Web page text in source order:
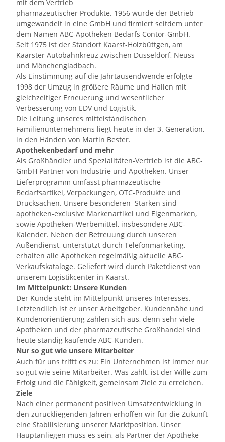
mit dem Vertrieb
pharmazeutischer Produkte. 1956 wurde der Betrieb
umgewandelt in eine GmbH und firmiert seitdem unter
dem Namen ABC-Apotheken Bedarfs Contor-GmbH.
Seit 1975 ist der Standort Kaarst-Holzbüttgen, am
Kaarster Autobahnkreuz zwischen Düsseldorf, Neuss
und Mönchengladbach.
Als Einstimmung auf die Jahrtausendwende erfolgte
1998 der Umzug in größere Räume und Hallen mit
gleichzeitiger Erneuerung und wesentlicher
Verbesserung von EDV und Logistik.
Die Leitung unseres mittelständischen
Familienunternehmens liegt heute in der 3. Generation,
in den Händen von Martin Bester.
Apothekenbedarf und mehr
Als Großhändler und Spezialitäten-Vertrieb ist die ABC-
GmbH Partner von Industrie und Apotheken. Unser
Lieferprogramm umfasst pharmazeutische
Bedarfsartikel, Verpackungen, OTC-Produkte und
Drucksachen. Unsere besonderen Stärken sind
apotheken-exclusive Markenartikel und Eigenmarken,
sowie Apotheken-Werbemittel, insbesondere ABC-
Kalender. Neben der Betreuung durch unseren
Außendienst, unterstützt durch Telefonmarketing,
erhalten alle Apotheken regelmäßig aktuelle ABC-
Verkaufskataloge. Geliefert wird durch Paketdienst von
unserem Logistikcenter in Kaarst.
Im Mittelpunkt: Unsere Kunden
Der Kunde steht im Mittelpunkt unseres Interesses.
Letztendlich ist er unser Arbeitgeber. Kundennähe und
Kundenorientierung zahlen sich aus, denn sehr viele
Apotheken und der pharmazeutische Großhandel sind
heute ständig kaufende ABC-Kunden.
Nur so gut wie unsere Mitarbeiter
Auch für uns trifft es zu: Ein Unternehmen ist immer nur
so gut wie seine Mitarbeiter. Was zählt, ist der Wille zum
Erfolg und die Fähigkeit, gemeinsam Ziele zu erreichen.
Ziele
Nach einer permanent positiven Umsatzentwicklung in
den zurückliegenden Jahren erhoffen wir für die Zukunft
eine Stabilisierung unserer Marktposition. Unser
Hauptanliegen muss es sein, als Partner der Apotheke